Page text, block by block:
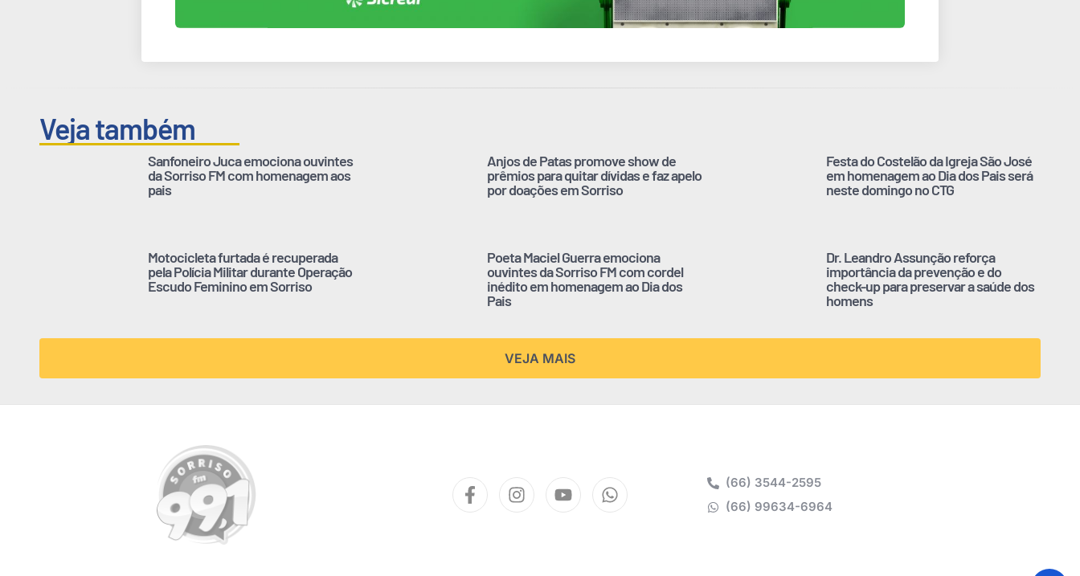
Veja também
Sanfoneiro Juca emociona ouvintes
da Sorriso FM com homenagem aos
pais
Anjos de Patas promove show de
prêmios para quitar dívidas e faz apelo
por doações em Sorriso
Festa do Costelão da Igreja São José
em homenagem ao Dia dos Pais será
neste domingo no CTG
Motocicleta furtada é recuperada
pela Polícia Militar durante Operação
Escudo Feminino em Sorriso
Poeta Maciel Guerra emociona
ouvintes da Sorriso FM com cordel
inédito em homenagem ao Dia dos
Pais
Dr. Leandro Assunção reforça
importância da prevenção e do
check-up para preservar a saúde dos
homens
VEJA MAIS
(66) 3544-2595
(66) 99634-6964